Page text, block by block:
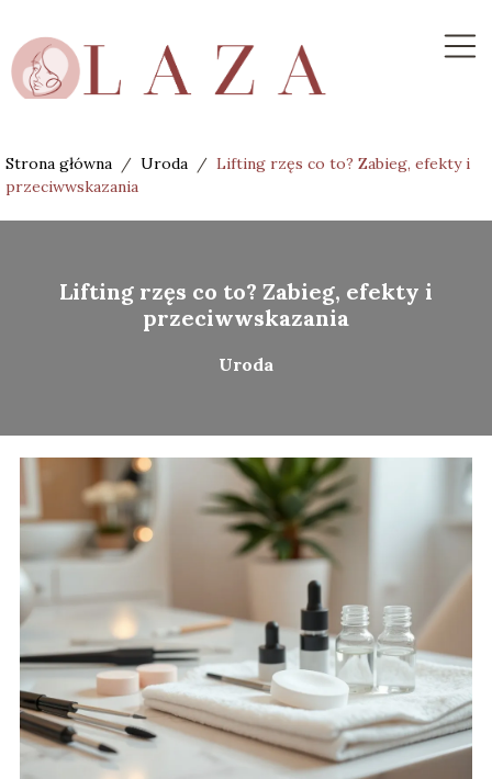
Strona główna / Uroda / Lifting rzęs co to? Zabieg, efekty i
przeciwwskazania
Lifting rzęs co to? Zabieg, efekty i
przeciwwskazania
Uroda